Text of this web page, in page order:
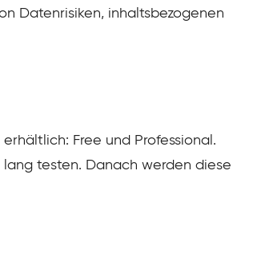
Datenrisiken, inhaltsbezogenen
Free und Professional.
testen. Danach werden diese